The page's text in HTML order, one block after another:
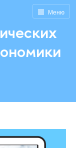
Меню